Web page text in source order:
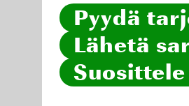
Pyydä
Lähetä